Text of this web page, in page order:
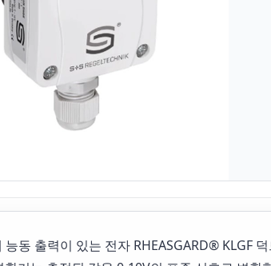
동 출력이 있는 전자 RHEASGARD® KLGF